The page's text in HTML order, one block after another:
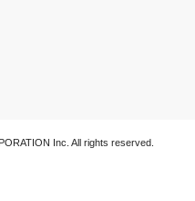
Inc. All rights reserved.